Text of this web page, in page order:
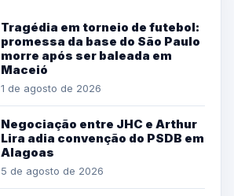
Tragédia em torneio de futebol:
promessa da base do São Paulo
morre após ser baleada em
Maceió
1 de agosto de 2026
Negociação entre JHC e Arthur
Lira adia convenção do PSDB em
Alagoas
5 de agosto de 2026